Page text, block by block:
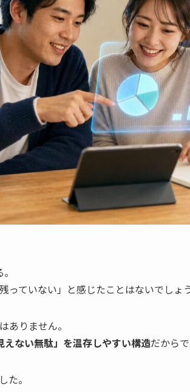
っていない」と感じたことはないでしょ
ありません。
ない無駄」を温存しやすい構造だからで
た。